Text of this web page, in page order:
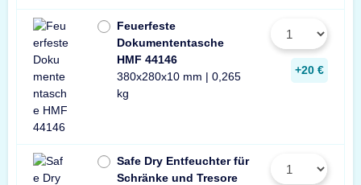
Feuerfeste
Dokumententasche
HMF 44146
380x280x10 mm | 0,265
kg
+20 €
Safe Dry Entfeuchter für
Schränke und Tresore